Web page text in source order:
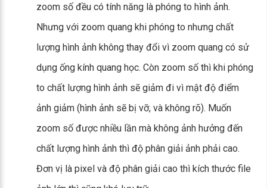
zoom số đều có tính năng là phóng to hình ảnh.
Nhưng với zoom quang khi phóng to nhưng chất
lượng hình ảnh không thay đổi vì zoom quang có sử
dụng ống kính quang học. Còn zoom số thì khi phóng
to chất lượng hình ảnh sẽ giảm đi vì mật độ điểm
ảnh giảm (hình ảnh sẽ bị vỡ, và không rõ). Muốn
zoom số được nhiều lần mà không ảnh hưởng đến
chất lượng hình ảnh thì độ phân giải ảnh phải cao.
Đơn vị là pixel và độ phân giải cao thì kích thước file